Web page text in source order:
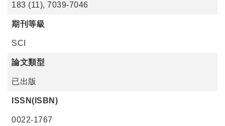
183 (11), 7039-7046
期刊等級
SCI
論文類型
已出版
ISSN(ISBN)
0022-1767